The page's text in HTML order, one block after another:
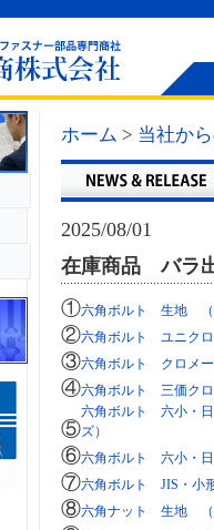
ホーム > 当社か
2025/08/01
在庫商品 バラ
①六角ボルト 生地 （
②六角ボルト ユニク
③六角ボルト クロメ
④六角ボルト 三価ク
⑤
六角ボルト 六小・
ズ）
⑥六角ボルト 六小・
⑦六角ボルト JIS・小
⑧六角ナット 生地 （